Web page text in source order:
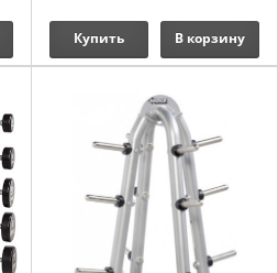
Купить В корзину